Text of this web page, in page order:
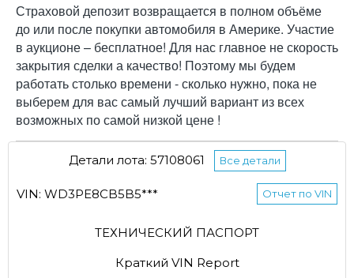
Страховой депозит возвращается в полном объёме
до или после покупки автомобиля в Америке. Участие
в аукционе – бесплатное! Для нас главное не скорость
закрытия сделки а качество! Поэтому мы будем
работать столько времени - сколько нужно, пока не
выберем для вас самый лучший вариант из всех
возможных по самой низкой цене !
Детали лота: 57108061 Все детали
VIN: WD3PE8CB5B5*** Отчет по VIN
ТЕХНИЧЕСКИЙ ПАСПОРТ
Краткий VIN Report